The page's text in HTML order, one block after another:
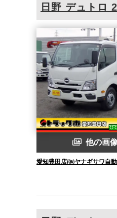
日野 デュトロ
他の画
愛知豊田店/㈱ヤナギサワ自